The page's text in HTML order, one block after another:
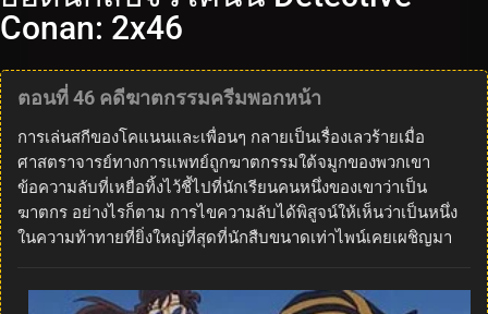
Conan: 2x46
ตอนที่ 46 คดีฆาตกรรมครีมพอกหน้า
การเล่นสกีของโคแนนและเพื่อนๆ กลายเป็นเรื่องเลวร้ายเมื่อ
ศาสตราจารย์ทางการแพทย์ถูกฆาตกรรมใต้จมูกของพวกเขา
ข้อความลับที่เหยื่อทิ้งไว้ชี้ไปที่นักเรียนคนหนึ่งของเขาว่าเป็น
ฆาตกร อย่างไรก็ตาม การไขความลับได้พิสูจน์ให้เห็นว่าเป็นหนึ่ง
ในความท้าทายที่ยิ่งใหญ่ที่สุดที่นักสืบขนาดเท่าไพน์เคยเผชิญมา